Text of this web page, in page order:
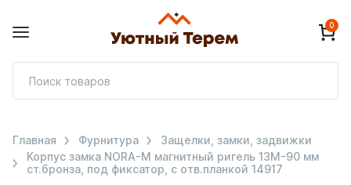
0
Главная Фурнитура
Защелки, замки, задвижки
Корпус замка NORA-M магнитный ригель 13М-90 мм
ст.бронза, под фиксатор, с отв.планкой 14917